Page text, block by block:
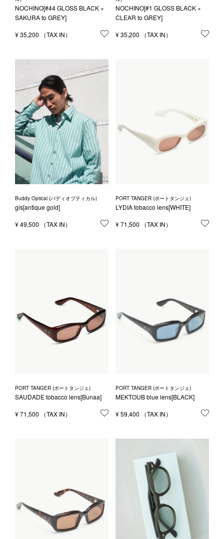
NOCHINO[#44 GLOSS BLACK ×
SAKURA to GREY]
¥35,200 お気に入りに登録する
NOCHINO[#1 GLOSS BLACK ×
CLEAR to GREY]
¥35,200
Buddy Optical (バディオプティカル)
gis[antique gold]
¥49,500 お気に入りに登録する
PORT TANGER (ポートタンジェ)
LYDIA tobacco lens[WHITE]
¥71,500
PORT TANGER (ポートタンジェ)
SAUDADE tobacco lens[Bunaa]
¥71,500 お気に入りに登録する
PORT TANGER (ポートタンジェ)
MEKTOUB blue lens[BLACK]
¥59,400